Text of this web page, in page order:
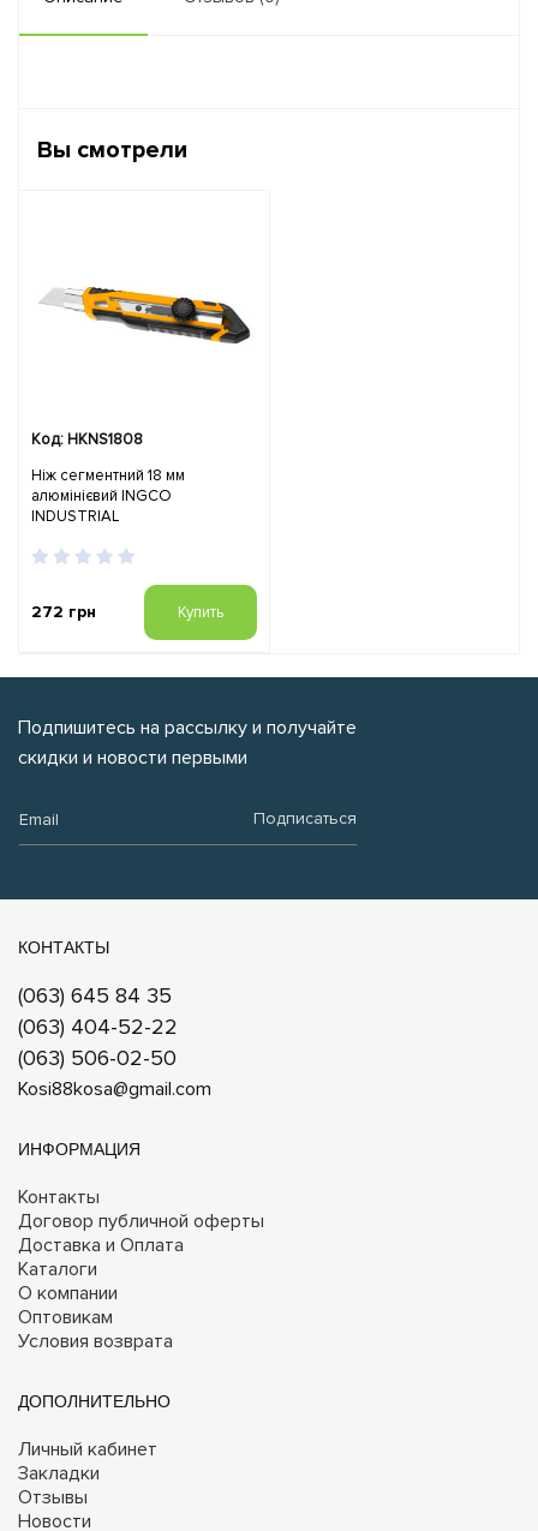
Вы смотрели
Код: HKNS1808
Ніж сегментний 18 мм
алюмінієвий INGCO
INDUSTRIAL
272 грн Купить
Подпишитесь на рассылку и получайте
скидки и новости первыми
Подписаться
КОНТАКТЫ
(063) 645 84 35
(063) 404-52-22
(063) 506-02-50
Kosi88kosa@gmail.com
ИНФОРМАЦИЯ
Контакты
Договор публичной оферты
Доставка и Оплата
Каталоги
О компании
Оптовикам
Условия возврата
ДОПОЛНИТЕЛЬНО
Личный кабинет
Закладки
Отзывы
Новости